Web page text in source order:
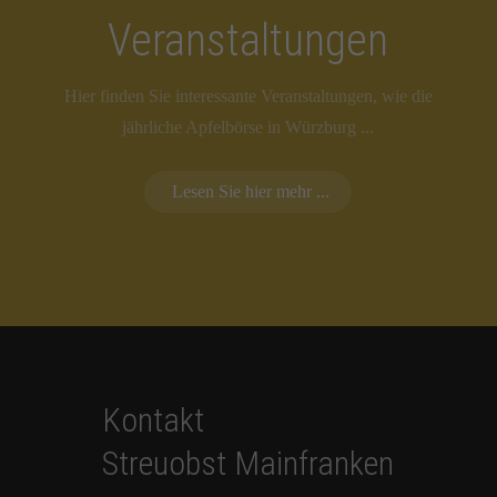
Veranstaltungen
Hier finden Sie interessante Veranstaltungen, wie die
jährliche Apfelbörse in Würzburg ...
Lesen Sie hier mehr ...
Kontakt
Streuobst Mainfranken